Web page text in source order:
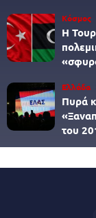
Κόσμος
Η
Ελλάδα
Πυρά
του